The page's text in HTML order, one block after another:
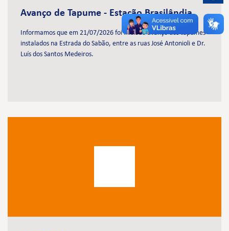
Avanço de Tapume - Estação Brasilândia
Informamos que em 21/07/2026 foi iniciado avanço dos tapumes
instalados na Estrada do Sabão, entre as ruas José Antonioli e Dr.
Luís dos Santos Medeiros.